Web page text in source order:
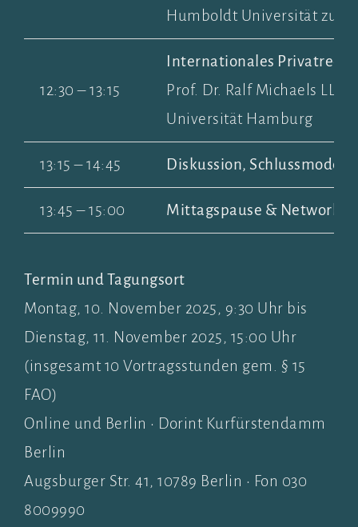
Humboldt Universität zu
12:30 – 13:15
Internationales
Prof. Dr. Ralf Michaels
Universität Hamburg
13:15 – 14:45 Diskussion,
13:45 – 15:00 Mittagspause &
Termin und Tagungsort
Montag, 10. November 2025, 9:30 Uhr bis
Dienstag, 11. November 2025, 15:00 Uhr
(insgesamt 10 Vortragsstunden gem. § 15
FAO)
Online und Berlin • Dorint Kurfürstendamm
Berlin
Augsburger Str. 41, 10789 Berlin • Fon 030
8009990